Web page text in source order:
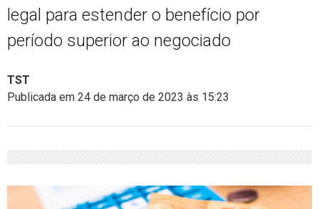
legal para estender o benefício por
período superior ao negociado
TST
Publicada em 24 de março de 2023 às 15:23